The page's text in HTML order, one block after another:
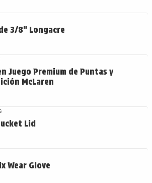
3/8" Longacre
Juego Premium de Puntas y
McLaren
Lid
Wear Glove